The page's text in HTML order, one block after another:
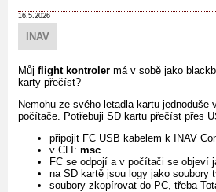
16.5.2026
INAV
Můj flight kontroler má v sobě jako
karty přečíst?
Nemohu ze svého letadla kartu
počítače. Potřebuji SD kartu přečíst přes
připojit FC USB kabelem k INAV
v CLI: msc
FC se odpojí a v počítači se objeví
na SD kartě jsou logy jako soubory
soubory zkopírovat do PC, třeba